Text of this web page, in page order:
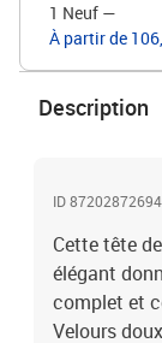
1 Neuf —
À partir de
Description
ID
Cette tête
élégant
complet et
Velours